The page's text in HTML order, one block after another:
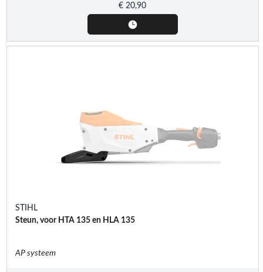
€ 20,90
STIHL
Steun, voor HTA 135 en HLA 135
AP systeem